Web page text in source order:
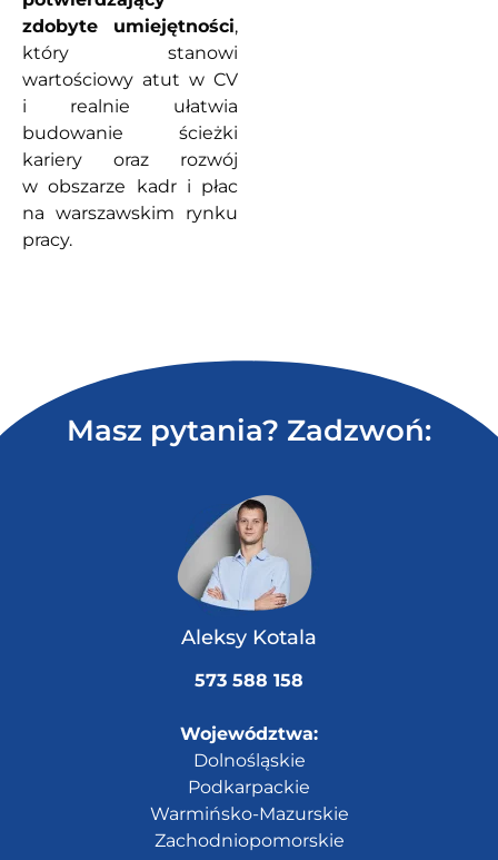
zdobyte umiejętności,
który stanowi
wartościowy atut w CV
i realnie ułatwia
budowanie ścieżki
kariery oraz rozwój
w obszarze kadr i płac
na warszawskim rynku
pracy.
Masz pytania? Zadzwoń:
Aleksy Kotala
573 588 158
Województwa:
Dolnośląskie
Podkarpackie
Warmińsko-Mazurskie
Zachodniopomorskie